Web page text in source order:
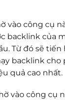
vào công cụ
backlink của
Từ đó sẽ
backlink cho
quả cao nhất.
vào công cụ